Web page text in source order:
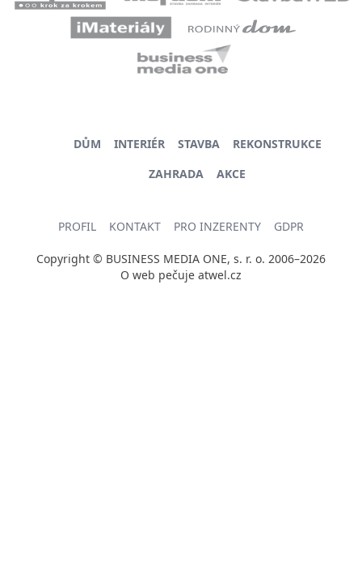
DŮM INTERIÉR STAVBA
REKONSTRUKCE
ZAHRADA
AKCE
PROFIL KONTAKT PRO INZERENTY GDPR
Copyright © BUSINESS MEDIA ONE, s. r. o. 2006–2026